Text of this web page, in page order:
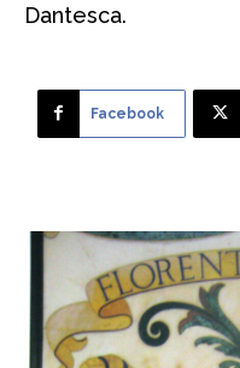
Dantesca.
Facebook